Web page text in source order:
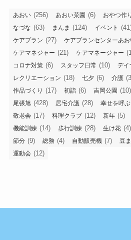
あおい (256) あおい菜園 (6) おやつ作り
なづな (63) まんま (124) イベント
ケアプラン (27) ケアプランセンターあ
ケアマネジャー (21) ケアマネージャー
コロナ対策 (6) スタッフ日常 (10) デイ
レクリエーション (18) 七夕 (6) 介護
作品づくり (17) 初詣 (6) 吉岡公園 (10)
尾張旭 (428) 居宅介護 (28) 幸せを呼
敬老会 (17) 料理クラブ (12) 新年 (5)
機能訓練 (14) 歩行訓練 (28) 生け花 (4)
節分 (9) 総務 (4) 自動販売機 (7) 豆
運動会 (12)